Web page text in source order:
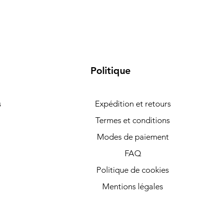
Politique
Expédition et retours
Termes et conditions
Modes de paiement
FAQ
Politique de cookies
Mentions légales